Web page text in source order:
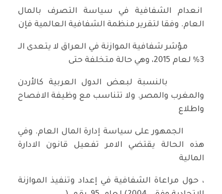
انعدام الشفافية في سياسة التصرف بالمال
العام. وفقا لتقرير منظمة الشفافية العالمية فإن
مؤشر شفافية الموازنة في العراق لا يتعدى الـ
3% لعام 2015، وهي حالة متخلفة حتى
بالنسبة لبعض الدول العربية كالأردن
والمغرب والمصر. ولا تتناسب مع وظيفة الافصاح
واطلاع
الجمهور على سياسة إدارة المال العام. وفي
هذه الحالة يقتضي الامر تفعيل قانون الادارة
المالية
، حول مراعاة الشفافية في إعداد وتنفيذ الموازنة